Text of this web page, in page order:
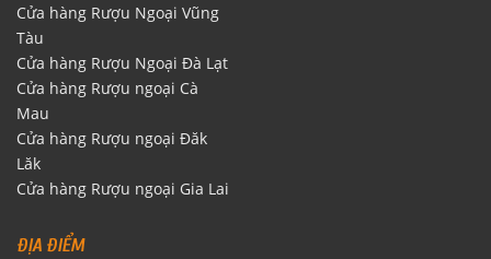
Cửa hàng Rượu Ngoại Vũng
Tàu
Cửa hàng Rượu Ngoại Đà Lạt
Cửa hàng Rượu ngoại Cà
Mau
Cửa hàng Rượu ngoại Đăk
Lăk
Cửa hàng Rượu ngoại Gia Lai
ĐỊA ĐIỂM